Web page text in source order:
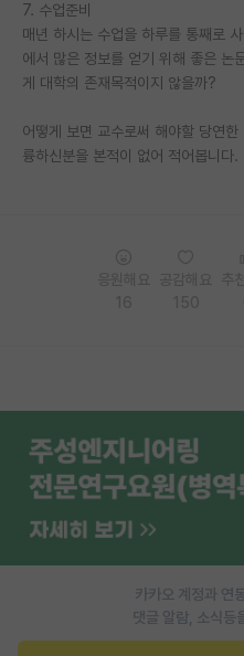
7. 수업준비
매년 하시는 수업을 하루를 통째로
에서 많은 정보를 얻기 위해 좋은 논
게 대학의 존재목적이지 않을까?
어떻게 보면 교수로써 해야할 당연
륭하신분을 본적이 없어 적어봅니다.
카카오 계정과 연
댓글 알람, 소식등